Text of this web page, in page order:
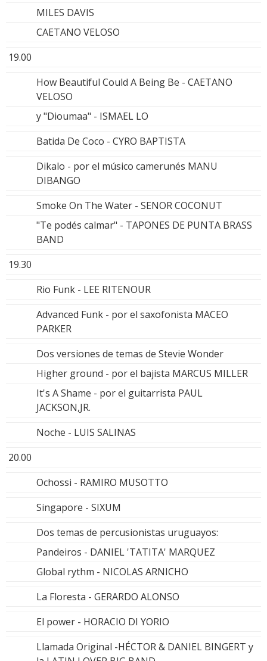
MILES DAVIS
CAETANO VELOSO
19.00
How Beautiful Could A Being Be - CAETANO
VELOSO
y "Dioumaa" - ISMAEL LO
Batida De Coco - CYRO BAPTISTA
Dikalo - por el músico camerunés MANU
DIBANGO
Smoke On The Water - SENOR COCONUT
"Te podés calmar" - TAPONES DE PUNTA BRASS
BAND
19.30
Rio Funk - LEE RITENOUR
Advanced Funk - por el saxofonista MACEO
PARKER
Dos versiones de temas de Stevie Wonder
Higher ground - por el bajista MARCUS MILLER
It's A Shame - por el guitarrista PAUL
JACKSON,JR.
Noche - LUIS SALINAS
20.00
Ochossi - RAMIRO MUSOTTO
Singapore - SIXUM
Dos temas de percusionistas uruguayos:
Pandeiros - DANIEL 'TATITA' MARQUEZ
Global rythm - NICOLAS ARNICHO
La Floresta - GERARDO ALONSO
El power - HORACIO DI YORIO
Llamada Original -HÉCTOR & DANIEL BINGERT y